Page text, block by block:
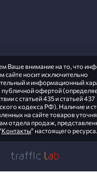
Ваше внимание на то, что
сайте носит исключительно
и информационный
публичной офертой
с статьей 435 и статьей 437
кодекса РФ). Наличие и
на сайте товаров
отдела продаж,
Контакты" настоящего ресурса.